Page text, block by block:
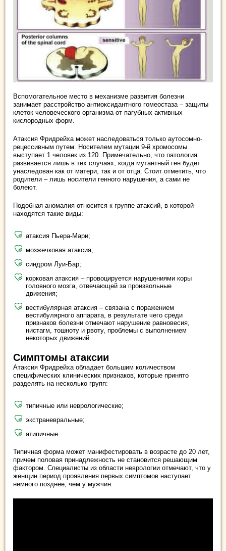
Вспомогательное место в механизме развития болезни
занимает расстройство антиоксидантного гомеостаза – защиты
клеток человеческого организма от пагубных активных
кислородных форм.
Атаксия Фридрейха может наследоваться только аутосомно-
рецессивным путем. Носителем мутации 9-й хромосомы
выступает 1 человек из 120. Примечательно, что патология
развивается лишь в тех случаях, когда мутантный ген будет
унаследован как от матери, так и от отца. Стоит отметить, что
родители – лишь носители генного нарушения, а сами не
болеют.
Подобная аномалия относится к группе атаксий, в которой
находятся такие виды:
атаксия Пьера-Мари;
мозжечковая атаксия;
синдром Луи-Бар;
корковая атаксия – провоцируется нарушениями коры
головного мозга, отвечающей за произвольные
движения;
вестибулярная атаксия – связана с поражением
вестибулярного аппарата, в результате чего среди
признаков болезни отмечают нарушение равновесия,
нистагм, тошноту и рвоту, проблемы с выполнением
некоторых движений.
Симптомы атаксии
Атаксия Фридрейха обладает большим количеством
специфических клинических признаков, которые принято
разделять на несколько групп:
типичные или неврологические;
экстраневральные;
атипичные.
Типичная форма может манифестировать в возрасте до 20 лет,
причем половая принадлежность не становится решающим
фактором. Специалисты из области неврологии отмечают, что у
женщин период проявления первых симптомов наступает
немного позднее, чем у мужчин.